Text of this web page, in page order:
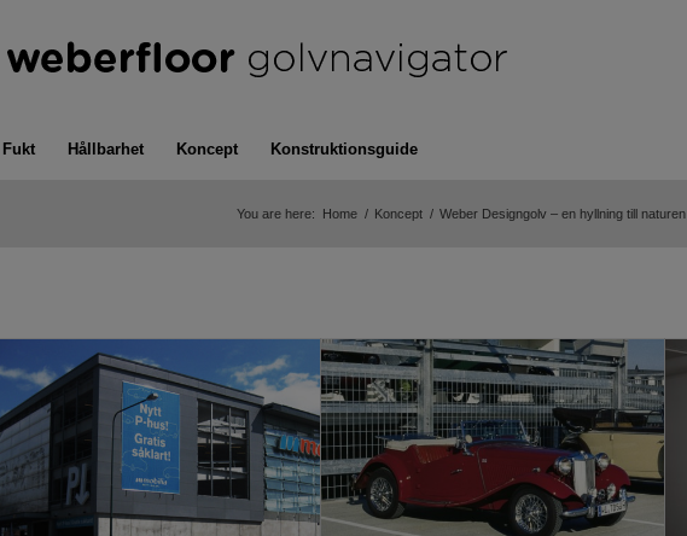
Fukt Hållbarhet Koncept Konstruktionsguide
You are here: Home / Koncept / Weber Designgolv – en hyllning till naturen